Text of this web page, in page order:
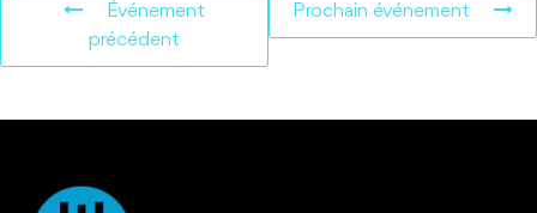
Événement
précédent
Prochain événement